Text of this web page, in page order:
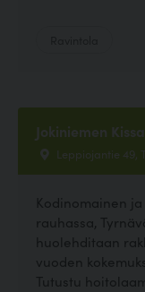
Jokiniemen
Leppiojantie 49,
Kodinomainen
rauhassa,
huolehditaan
vuoden
Tutustu